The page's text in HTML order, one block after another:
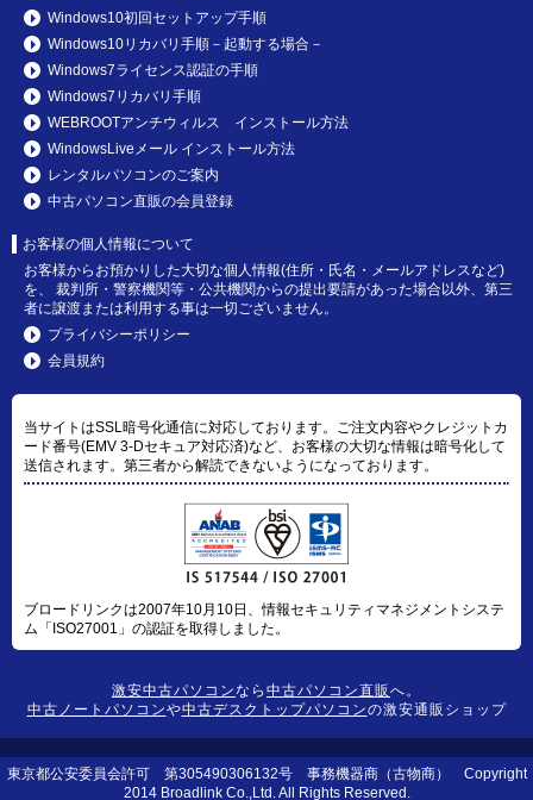
Windows10初回セットアップ手順
Windows10リカバリ手順－起動する場合－
Windows7ライセンス認証の手順
Windows7リカバリ手順
WEBROOTアンチウィルス インストール方法
WindowsLiveメール インストール方法
レンタルパソコンのご案内
中古パソコン直販の会員登録
お客様の個人情報について
お客様からお預かりした大切な個人情報(住所・氏名・メールアドレスなど)
を、 裁判所・警察機関等・公共機関からの提出要請があった場合以外、第三
者に譲渡または利用する事は一切ございません。
プライバシーポリシー
会員規約
当サイトはSSL暗号化通信に対応しております。ご注文内容やクレジットカ
ード番号(EMV 3-Dセキュア対応済)など、お客様の大切な情報は暗号化して
送信されます。第三者から解読できないようになっております。
ブロードリンクは2007年10月10日、情報セキュリティマネジメントシステ
ム「ISO27001」の認証を取得しました。
激安中古パソコンなら 中古パソコン直販 へ。
中古ノートパソコンや中古デスクトップパソコンの激安通販ショップ
東京都公安委員会許可 第305490306132号 事務機器商（古物商） Copyright
2014 Broadlink Co.,Ltd. All Rights Reserved.